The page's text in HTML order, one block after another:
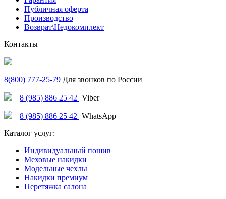
Публичная оферта
Производство
Возврат\Недокомплект
Контакты
8(800) 777-25-79 Для звонков по России
8 (985) 886 25 42 Viber
8 (985) 886 25 42 WhatsApp
Каталог услуг:
Индивидуальный пошив
Меховые накидки
Модельные чехлы
Накидки премиум
Перетяжка салона